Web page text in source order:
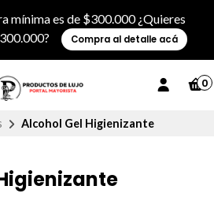
mínima es de $300.000 ¿Quieres
Compra al detalle acá
0
Alcohol Gel Higienizante